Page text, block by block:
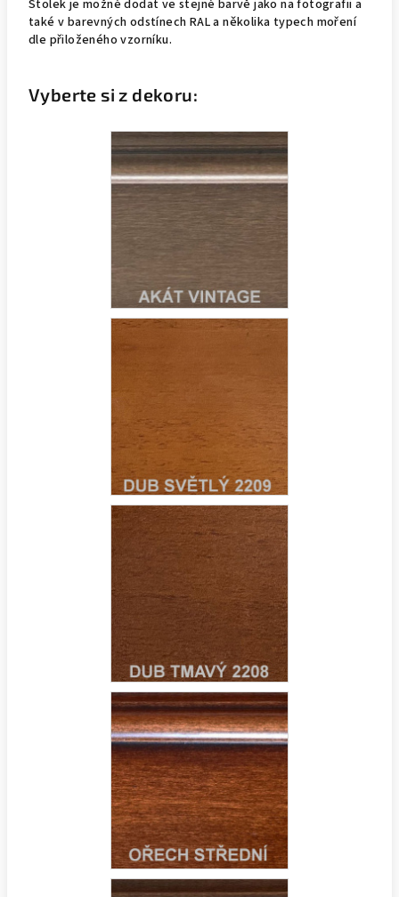
Stolek je možné dodat ve stejné barvě jako na fotografii a
také v barevných odstínech RAL a několika typech moření
dle přiloženého vzorníku.
Vyberte si z dekoru: